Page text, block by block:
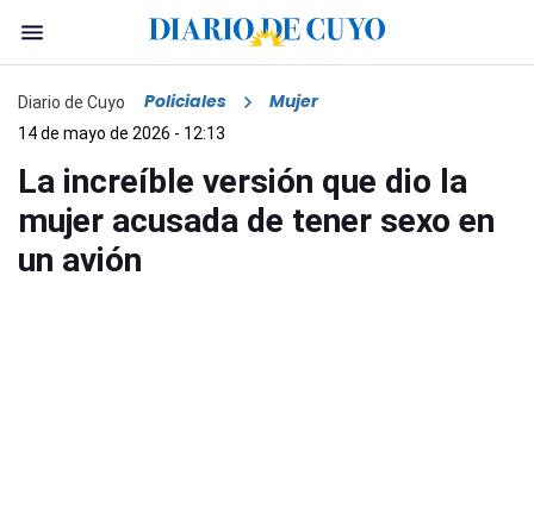
Diario de Cuyo Policiales Mujer
14 de mayo de 2026 - 12:13
La increíble versión que dio la
mujer acusada de tener sexo en
un avión